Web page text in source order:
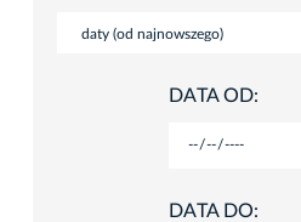
DATA OD:
DATA DO: